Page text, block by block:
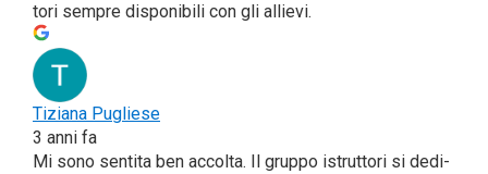
to­ri sem­pre dispo­ni­bi­li con gli allievi.
Tizia­na Puglie­se
3 anni fa
Mi sono sen­ti­ta ben accol­ta. Il grup­po istrut­to­ri si dedi­